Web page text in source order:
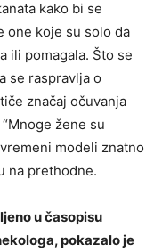
kako bi se
one koje su solo da
ili pomagala. Što se
se raspravlja o
značaj očuvanja
žene su
modeli znatno
na prethodne.
u časopisu
pokazalo je